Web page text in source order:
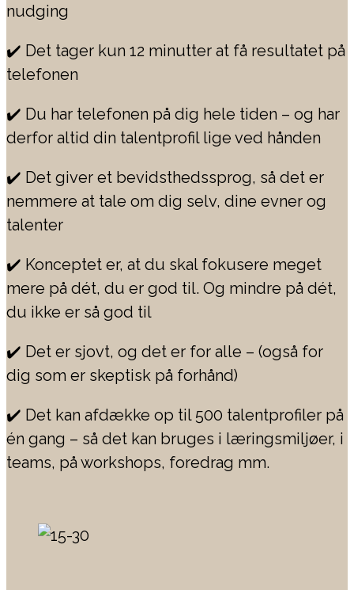
nudging
✔️ Det tager kun 12 minutter at få resultatet på
telefonen
✔️ Du har telefonen på dig hele tiden – og har
derfor altid din talentprofil lige ved hånden
✔️ Det giver et bevidsthedssprog, så det er
nemmere at tale om dig selv, dine evner og
talenter
✔️ Konceptet er, at du skal fokusere meget
mere på dét, du er god til. Og mindre på dét,
du ikke er så god til
✔️ Det er sjovt, og det er for alle – (også for
dig som er skeptisk på forhånd)
✔️ Det kan afdække op til 500 talentprofiler på
én gang – så det kan bruges i læringsmiljøer, i
teams, på workshops, foredrag mm.